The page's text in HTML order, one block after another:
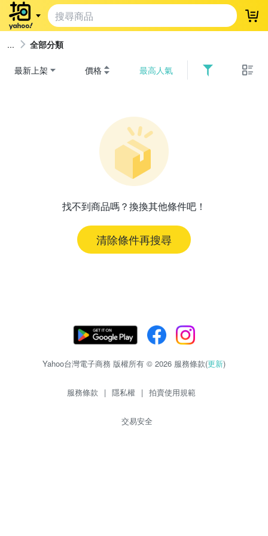
登
全部分類
最新上架 價格 最高人氣
找不到商品嗎？換換其他條件吧！
清除條件再搜尋
Yahoo台灣電子商務 版權所有 © 2026 服務條款(更新)
服務條款 | 隱私權 | 拍賣使用規範
交易安全